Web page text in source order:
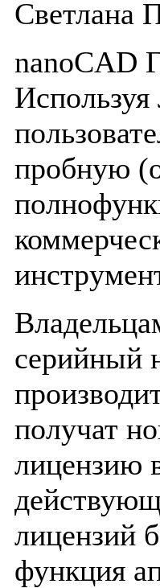
Светлана
nanoCAD
пробную
серийный
получат
лицензию
лицензий
функция